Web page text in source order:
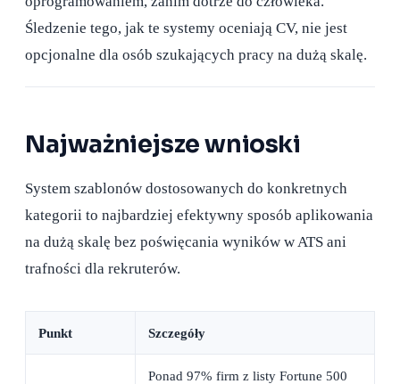
Śledzenie tego, jak te systemy oceniają CV, nie jest
opcjonalne dla osób szukających pracy na dużą skalę.
Najważniejsze wnioski
System szablonów dostosowanych do konkretnych
kategorii to najbardziej efektywny sposób aplikowania
na dużą skalę bez poświęcania wyników w ATS ani
trafności dla rekruterów.
Punkt Szczegóły
Ponad 97% firm z listy Fortune 500